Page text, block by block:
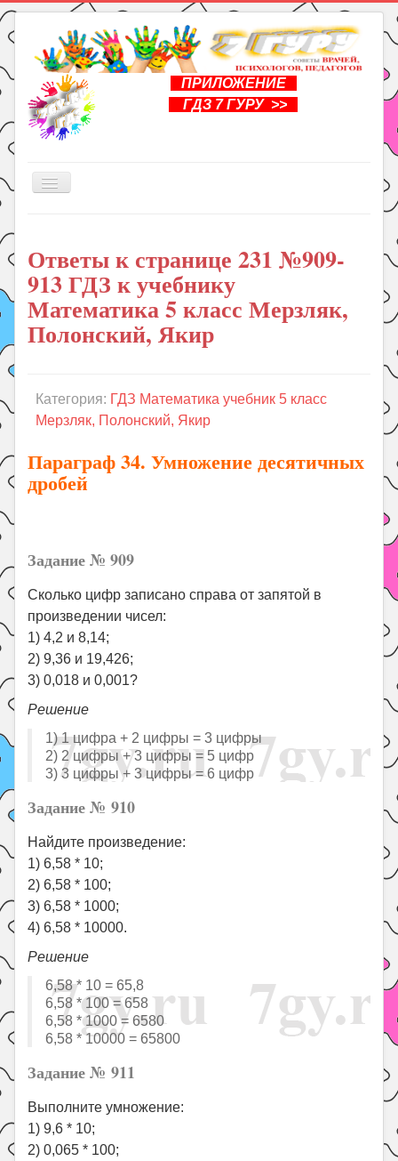
ПРИЛОЖЕНИЕ
ГДЗ 7 ГУРУ >>
Включить/
Книги
Рукоделие
Подготовка к школе
Уроки
Праздники
Летом!
Поиск
Ответы к странице 231 №909-
913 ГДЗ к учебнику
Математика 5 класс Мерзляк,
Полонский, Якир
Категория: ГДЗ Математика учебник 5 класс
Мерзляк, Полонский, Якир
Параграф 34. Умножение десятичных
дробей
Задание № 909
Сколько цифр записано справа от запятой в
произведении чисел:
1) 4,2 и 8,14;
2) 9,36 и 19,426;
3) 0,018 и 0,001?
Решение
1) 1 цифра + 2 цифры = 3 цифры
2) 2 цифры + 3 цифры = 5 цифр
3) 3 цифры + 3 цифры = 6 цифр
Задание № 910
Найдите произведение:
1) 6,58 * 10;
2) 6,58 * 100;
3) 6,58 * 1000;
4) 6,58 * 10000.
Решение
6,58 * 10 = 65,8
6,58 * 100 = 658
6,58 * 1000 = 6580
6,58 * 10000 = 65800
Задание № 911
Выполните умножение:
1) 9,6 * 10;
2) 0,065 * 100;